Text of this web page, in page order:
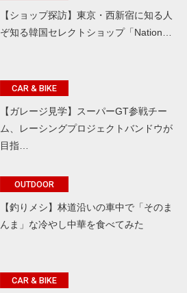
【ショップ探訪】東京・西新宿に知る人
ぞ知る韓国セレクトショップ「Nation…
CAR & BIKE
【ガレージ見学】スーパーGT参戦チー
ム、レーシングプロジェクトバンドウが
目指…
OUTDOOR
【釣りメシ】林道沿いの車中で「そのま
んま」な冷やし中華を食べてみた
CAR & BIKE